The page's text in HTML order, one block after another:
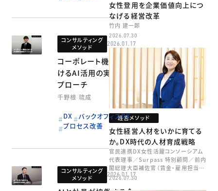
コンサルティング
メソッド
2026.01.17
コーポレート機能にお
けるAI活用の実践的ア
プローチ
千野根 琉成
DX
バックオフィスDX
プロセス改善
コンサルティング
メソッド
2026.01.17
女性登用を企業価値向上につ
なげる経営改革
竹内 建一郎
2026.07.30
経営メソッド
女性経営人材をいかに育てる
か。DX時代の人材育成戦略
官民連携DX女性活躍コンソーシアム
代表理事／Surpass 特別顧問／前内
閣総理大臣補佐官（賃金・雇用担当）
矢田 稚子
2026.07.30